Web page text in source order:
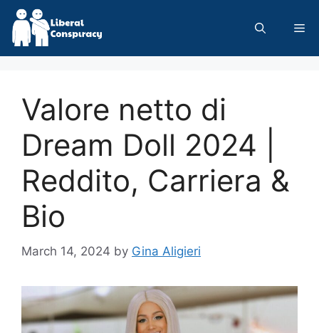
Skip
content
Valore netto di
Dream Doll 2024 |
Reddito, Carriera &
Bio
March 14, 2024 by Gina Aligieri